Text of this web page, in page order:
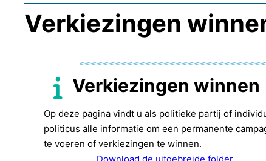
Verkiezingen
Verkiezingen winnen
Op deze pagina vindt u als politieke partij of
politicus alle informatie om een permanente
te voeren of verkiezingen te winnen.